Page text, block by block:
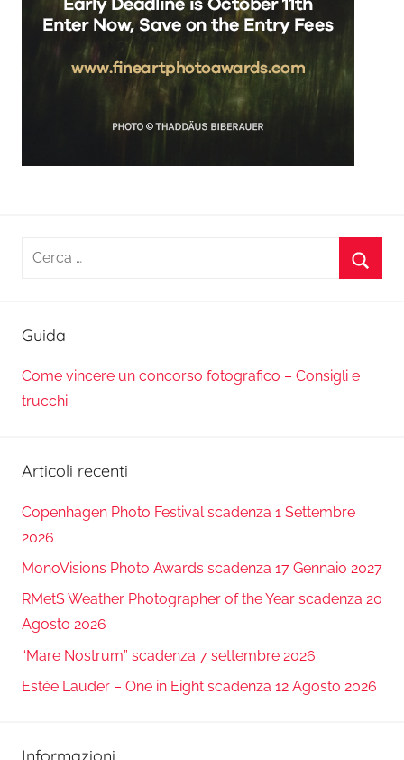
Ricerca
Guida
Come vincere un concorso fotografico – Consigli e
trucchi
Articoli recenti
Copenhagen Photo Festival scadenza 1 Settembre
2026
MonoVisions Photo Awards scadenza 17 Gennaio 2027
RMetS Weather Photographer of the Year scadenza 20
Agosto 2026
“Mare Nostrum” scadenza 7 settembre 2026
Estée Lauder – One in Eight scadenza 12 Agosto 2026